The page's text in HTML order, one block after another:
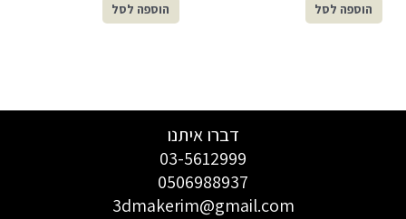
הוספה לסל הוספה לסל
דברו איתנו
03-5612999
0506988937
3dmakerim@gmail.com